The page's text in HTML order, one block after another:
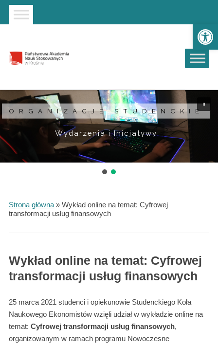
Strona główna
Przejdź do wyszukiwarki
Przejdź do menu głównego
ORGANIZACJE STUDENCKIE
Wydarzenia i Inicjatywy
Strona główna» Wykład online na temat: Cyfrowej
transformacji usług finansowych
Wykład online na temat: Cyfrowej
transformacji usług finansowych
25 marca 2021 studenci i opiekunowie Studenckiego Koła
Naukowego Ekonomistów wzięli udział w wykładzie online na
temat: Cyfrowej transformacji usług finansowych,
organizowanym w ramach programu Nowoczesne